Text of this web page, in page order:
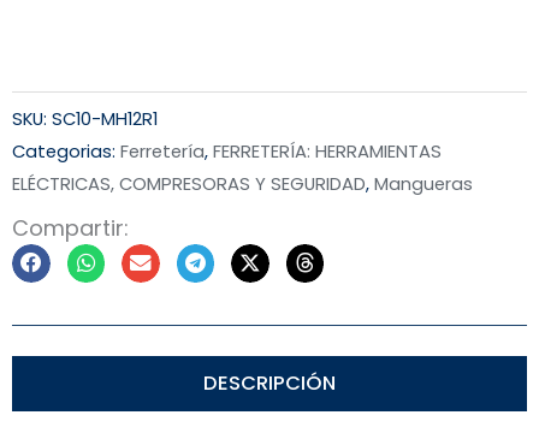
SKU: SC10-MH12R1
Categorias: Ferretería,FERRETERÍA: HERRAMIENTAS
ELÉCTRICAS, COMPRESORAS Y SEGURIDAD,Mangueras
Compartir:
DESCRIPCIÓN